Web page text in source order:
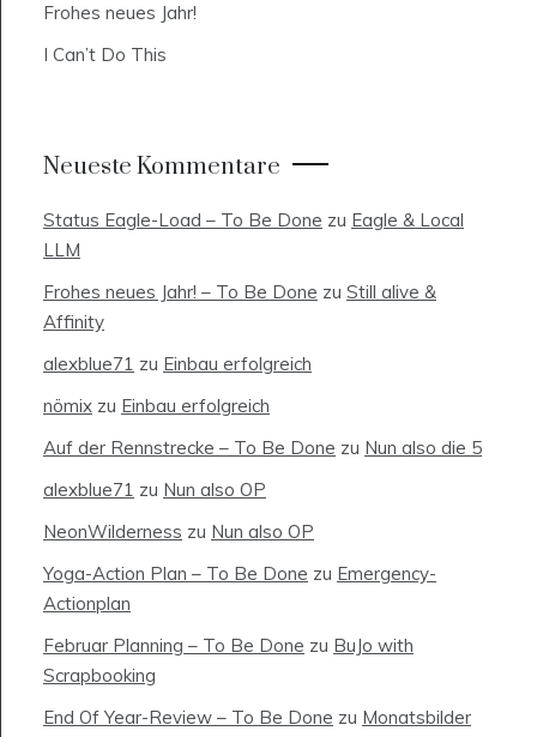
Frohes neues Jahr!
I Can’t Do This
Neueste Kommentare
Status Eagle-Load – To Be Done zu Eagle & Local
LLM
Frohes neues Jahr! – To Be Done zu Still alive &
Affinity
alexblue71 zu Einbau erfolgreich
nömix zu Einbau erfolgreich
Auf der Rennstrecke – To Be Done zu Nun also die 5
alexblue71 zu Nun also OP
NeonWilderness zu Nun also OP
Yoga-Action Plan – To Be Done zu Emergency-
Actionplan
Februar Planning – To Be Done zu BuJo with
Scrapbooking
End Of Year-Review – To Be Done zu Monatsbilder